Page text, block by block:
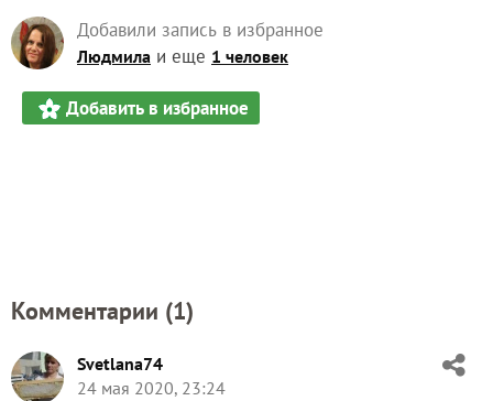
Добавили запись в избранное
Людмила и еще 1 человек
Добавить в избранное
Комментарии (1)
Svetlana74
24 мая 2020, 23:24